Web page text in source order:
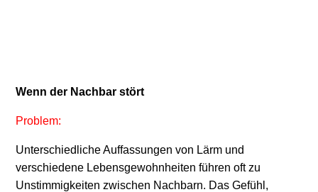
Wenn der Nachbar stört
Problem:
Unterschiedliche Auffassungen von Lärm und
verschiedene Lebensgewohnheiten führen oft zu
Unstimmigkeiten zwischen Nachbarn. Das Gefühl,